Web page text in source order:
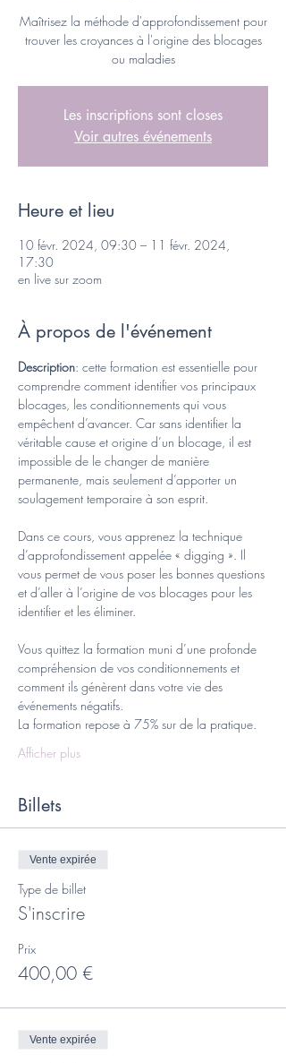
Maîtrisez la méthode d'approfondissement pour
trouver les croyances à l'origine des blocages
ou maladies
Les inscriptions sont closes
Voir autres événements
Heure et lieu
10 févr. 2024, 09:30 – 11 févr. 2024,
17:30
en live sur zoom
À propos de l'événement
Description: cette formation est essentielle pour
comprendre comment identifier vos principaux
blocages, les conditionnements qui vous
empêchent d’avancer. Car sans identifier la
véritable cause et origine d’un blocage, il est
impossible de le changer de manière
permanente, mais seulement d’apporter un
soulagement temporaire à son esprit.
Dans ce cours, vous apprenez la technique
d’approfondissement appelée « digging ». Il
vous permet de vous poser les bonnes questions
et d’aller à l’origine de vos blocages pour les
identifier et les éliminer.
Vous quittez la formation muni d’une profonde
compréhension de vos conditionnements et
comment ils génèrent dans votre vie des
événements négatifs.
La formation repose à 75% sur de la pratique.
Afficher plus
Billets
Vente expirée
Type de billet
S'inscrire
Prix
400,00 €
Vente expirée